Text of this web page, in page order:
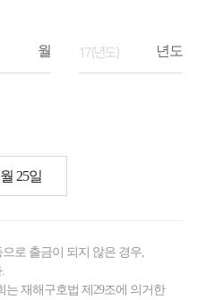
25일
로 출금이 되지 않은 경우,
재해구호법 제29조에 의거한